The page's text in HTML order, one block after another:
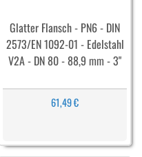
Glatter Flansch - PN6 - DIN
2573/EN 1092-01 - Edelstahl
V2A - DN 80 - 88,9 mm - 3"
61,49 €